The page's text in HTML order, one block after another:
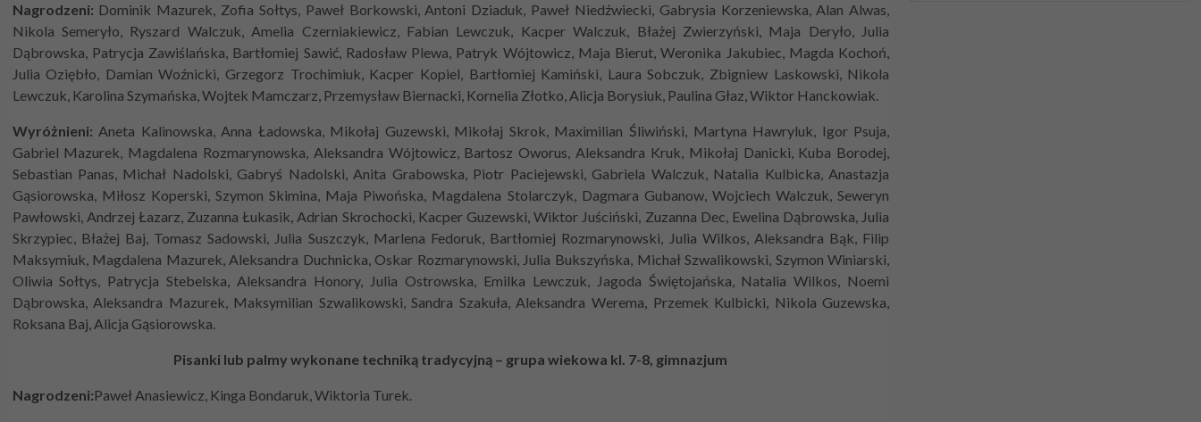
Nagrodzeni: Dominik Mazurek, Zofia Sołtys, Paweł Borkowski, Antoni Dziaduk, Paweł Niedźwiecki, Gabrysia Korzeniewska, Alan Alwas,
Nikola Semeryło, Ryszard Walczuk, Amelia Czerniakiewicz, Fabian Lewczuk, Kacper Walczuk, Błażej Zwierzyński, Maja Deryło, Julia
Dąbrowska, Patrycja Zawiślańska, Bartłomiej Sawić, Radosław Plewa, Patryk Wójtowicz, Maja Bierut, Weronika Jakubiec, Magda Kochoń,
Julia Oziębło, Damian Woźnicki, Grzegorz Trochimiuk, Kacper Kopiel, Bartłomiej Kamiński, Laura Sobczuk, Zbigniew Laskowski, Nikola
Lewczuk, Karolina Szymańska, Wojtek Mamczarz, Przemysław Biernacki, Kornelia Złotko, Alicja Borysiuk, Paulina Głaz, Wiktor Hanckowiak.
Wyróżnieni: Aneta Kalinowska, Anna Ładowska, Mikołaj Guzewski, Mikołaj Skrok, Maximilian Śliwiński, Martyna Hawryluk, Igor Psuja,
Gabriel Mazurek, Magdalena Rozmarynowska, Aleksandra Wójtowicz, Bartosz Oworus, Aleksandra Kruk, Mikołaj Danicki, Kuba Borodej,
Sebastian Panas, Michał Nadolski, Gabryś Nadolski, Anita Grabowska, Piotr Paciejewski, Gabriela Walczuk, Natalia Kulbicka, Anastazja
Gąsiorowska, Miłosz Koperski, Szymon Skimina, Maja Piwońska, Magdalena Stolarczyk, Dagmara Gubanow, Wojciech Walczuk, Seweryn
Pawłowski, Andrzej Łazarz, Zuzanna Łukasik, Adrian Skrochocki, Kacper Guzewski, Wiktor Juściński, Zuzanna Dec, Ewelina Dąbrowska, Julia
Skrzypiec, Błażej Baj, Tomasz Sadowski, Julia Suszczyk, Marlena Fedoruk, Bartłomiej Rozmarynowski, Julia Wilkos, Aleksandra Bąk, Filip
Maksymiuk, Magdalena Mazurek, Aleksandra Duchnicka, Oskar Rozmarynowski, Julia Bukszyńska, Michał Szwalikowski, Szymon Winiarski,
Oliwia Sołtys, Patrycja Stebelska, Aleksandra Honory, Julia Ostrowska, Emilka Lewczuk, Jagoda Świętojańska, Natalia Wilkos, Noemi
Dąbrowska, Aleksandra Mazurek, Maksymilian Szwalikowski, Sandra Szakuła, Aleksandra Werema, Przemek Kulbicki, Nikola Guzewska,
Roksana Baj, Alicja Gąsiorowska.
Pisanki lub palmy wykonane techniką tradycyjną – grupa wiekowa kl. 7-8, gimnazjum
Nagrodzeni:Paweł Anasiewicz, Kinga Bondaruk, Wiktoria Turek.